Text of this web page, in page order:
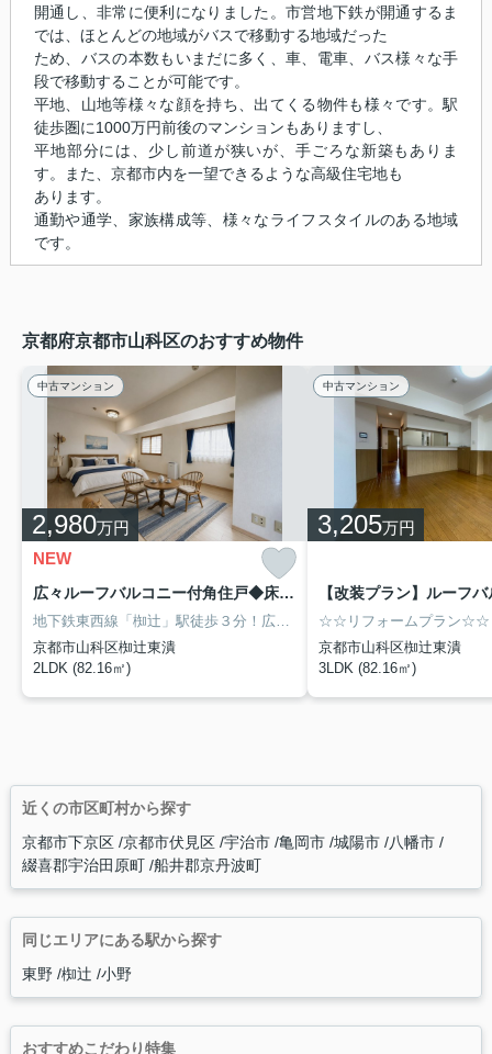
開通し、非常に便利になりました。市営地下鉄が開通するま
では、ほとんどの地域がバスで移動する地域だった
ため、バスの本数もいまだに多く、車、電車、バス様々な手
段で移動することが可能です。
平地、山地等様々な顔を持ち、出てくる物件も様々です。駅
徒歩圏に1000万円前後のマンションもありますし、
平地部分には、少し前道が狭いが、手ごろな新築もありま
す。また、京都市内を一望できるような高級住宅地も
あります。
通勤や通学、家族構成等、様々なライフスタイルのある地域
です。
京都府京都市山科区のおすすめ物件
中古マンション
2,980万円
NEW
広々ルーフバルコニー付角住戸◆床暖房あり◆地下鉄東西線「椥辻」駅徒歩３分◆イーグルコート椥辻十条
京都市山科区椥辻東潰
2LDK (82.16㎡)
中古マンション
3,205万円
京都市山科区椥辻東潰
3LDK (82.16㎡)
近くの市区町村から探す
京都市下京区 京都市伏見区 宇治市 亀岡市 城陽市 八幡市
綴喜郡宇治田原町 船井郡京丹波町
同じエリアにある駅から探す
東野 椥辻 小野
おすすめこだわり特集